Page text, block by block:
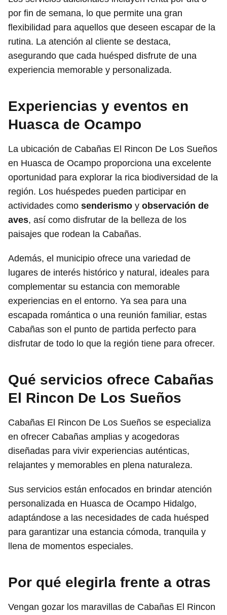
por fin de semana, lo que permite una gran
flexibilidad para aquellos que deseen escapar de la
rutina. La atención al cliente se destaca,
asegurando que cada huésped disfrute de una
experiencia memorable y personalizada.
Experiencias y eventos en
Huasca de Ocampo
La ubicación de Cabañas El Rincon De Los Sueños
en Huasca de Ocampo proporciona una excelente
oportunidad para explorar la rica biodiversidad de la
región. Los huéspedes pueden participar en
actividades como senderismo y observación de
aves, así como disfrutar de la belleza de los
paisajes que rodean la Cabañas.
Además, el municipio ofrece una variedad de
lugares de interés histórico y natural, ideales para
complementar su estancia con memorable
experiencias en el entorno. Ya sea para una
escapada romántica o una reunión familiar, estas
Cabañas son el punto de partida perfecto para
disfrutar de todo lo que la región tiene para ofrecer.
Qué servicios ofrece Cabañas
El Rincon De Los Sueños
Cabañas El Rincon De Los Sueños se especializa
en ofrecer Cabañas amplias y acogedoras
diseñadas para vivir experiencias auténticas,
relajantes y memorables en plena naturaleza.
Sus servicios están enfocados en brindar atención
personalizada en Huasca de Ocampo Hidalgo,
adaptándose a las necesidades de cada huésped
para garantizar una estancia cómoda, tranquila y
llena de momentos especiales.
Por qué elegirla frente a otras
Vengan gozar los maravillas de Cabañas El Rincon